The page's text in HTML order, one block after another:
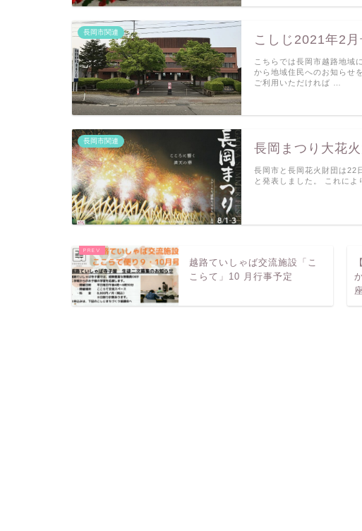
長岡市関連
こしじ2021年2月
こちらでは長岡市越路地域
から地域住民へのお知らせ
ご利用いただければ …
長岡市関連
長岡まつり大花
長岡市と長岡花火財団は22
と発表しました。 これに
越路ていしゃば交流施設「こ
こらて」10 月行事予定